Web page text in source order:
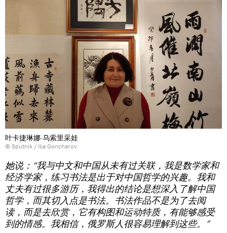
叶卡捷琳娜·乌索里采娃
© Sputnik / Ilia Goncharov
她说：“我与中文和中国从未有过关联，我是数学家和
经济学家，练习书法是出于对中国哲学的兴趣。我和
丈夫有过很多游历，我得出的结论是想深入了解中国
哲学，而其切入点是书法。书法作品不是为了去阅
读，而是去欣赏，它有构图和运动特质，有能够感受
到的情感。我相信，俄罗斯人很容易理解到这些。”